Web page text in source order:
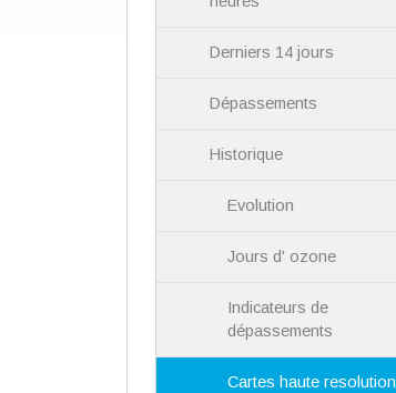
Derniers 14 jours
Dépassements
Historique
Evolution
Jours d' ozone
Indicateurs de
dépassements
Cartes haute resolution